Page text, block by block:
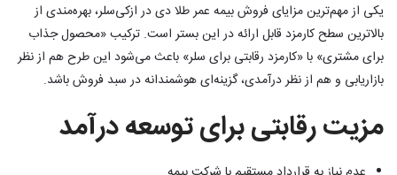
یکی از مهم‌ترین مزایای فروش بیمه عمر طلا دی در ازکی‌سلر، بهره‌مندی از
بالاترین سطح کارمزد قابل ارائه در این بستر است. ترکیب «محصول جذاب
برای مشتری» با «کارمزد رقابتی برای سلر» باعث می‌شود این طرح هم از نظر
بازاریابی و هم از نظر درآمدی، گزینه‌ای هوشمندانه در سبد فروش باشد.
مزیت رقابتی برای توسعه درآمد